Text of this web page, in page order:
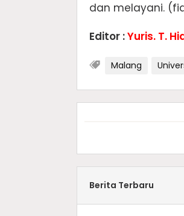
dan melayani.
Editor :Yuris. T.
Malang
Berita Terbaru